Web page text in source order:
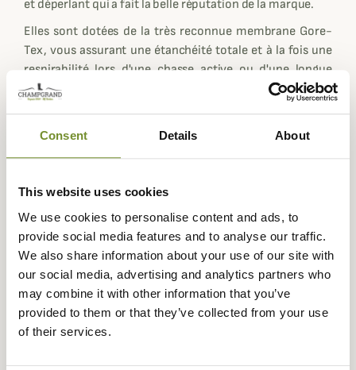
Consent Details About
This website uses cookies
We use cookies to personalise content and ads, to
provide social media features and to analyse our traffic.
We also share information about your use of our site with
our social media, advertising and analytics partners who
may combine it with other information that you’ve
provided to them or that they’ve collected from your use
of their services.
et déperlant qui a fait la belle réputation de la marque.
Elles sont dotées de la très reconnue membrane Gore-
Tex, vous assurant une étanchéité totale et à la fois une
respirabilité lors d'une chasse active ou d'une longue
marche.
Chiruca équipe ses chaussures Bulldog Boa GTX de
semelles Vibram, Leader mondial de la semelle en
caoutchouc. Elles vous procurerons une bonne accroche
d'utilisation accru.
Le système de laçage rapide Boa, dont la réputation n'est
plus à faire, vous assure un serrage au millimètre près, le
maintien de votre chaussure se fait de manière
homogène sans pression parasite. Pour desserrer le
système il vous suffit de tirer la molette pour relâcher la
pression des lacets en acier et retirer avec facilité votre
pied.